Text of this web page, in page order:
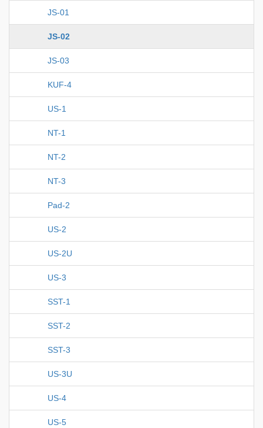
JS-01
JS-02
JS-03
KUF-4
US-1
NT-1
NT-2
NT-3
Pad-2
US-2
US-2U
US-3
SST-1
SST-2
SST-3
US-3U
US-4
US-5